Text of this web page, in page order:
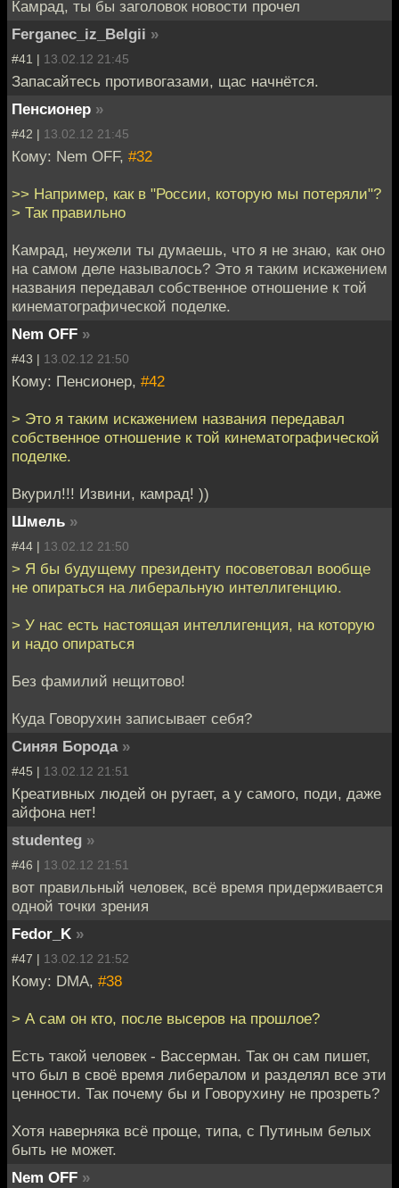
Камрад, ты бы заголовок новости прочел
Ferganec_iz_Belgii »
#41 | 13.02.12 21:45
Запасайтесь противогазами, щас начнётся.
Пенсионер »
#42 | 13.02.12 21:45
Кому: Nem OFF, #32
>> Например, как в "России, которую мы потеряли"?
> Так правильно
Камрад, неужели ты думаешь, что я не знаю, как оно
на самом деле называлось? Это я таким искажением
названия передавал собственное отношение к той
кинематографической поделке.
Nem OFF »
#43 | 13.02.12 21:50
Кому: Пенсионер, #42
> Это я таким искажением названия передавал
собственное отношение к той кинематографической
поделке.
Вкурил!!! Извини, камрад! ))
Шмель »
#44 | 13.02.12 21:50
> Я бы будущему президенту посоветовал вообще
не опираться на либеральную интеллигенцию.
> У нас есть настоящая интеллигенция, на которую
и надо опираться
Без фамилий нещитово!
Куда Говорухин записывает себя?
Синяя Борода »
#45 | 13.02.12 21:51
Креативных людей он ругает, а у самого, поди, даже
айфона нет!
studenteg »
#46 | 13.02.12 21:51
вот правильный человек, всё время придерживается
одной точки зрения
Fedor_K »
#47 | 13.02.12 21:52
Кому: DMA, #38
> А сам он кто, после высеров на прошлое?
Есть такой человек - Вассерман. Так он сам пишет,
что был в своё время либералом и разделял все эти
ценности. Так почему бы и Говорухину не прозреть?
Хотя наверняка всё проще, типа, с Путиным белых
быть не может.
Nem OFF »